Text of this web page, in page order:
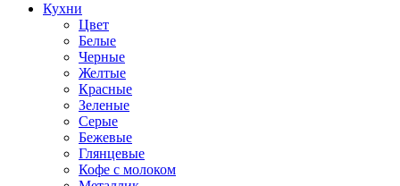
Кухни
Цвет
Белые
Черные
Желтые
Красные
Зеленые
Серые
Бежевые
Глянцевые
Кофе с молоком